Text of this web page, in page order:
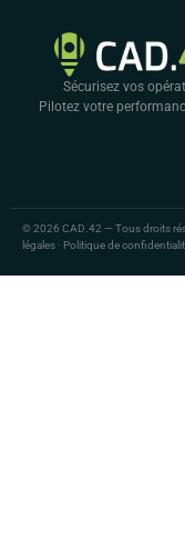
Sécurisez vos
Pilotez votre
© 2026 CAD.42 — Tous droits
légales · Politique de